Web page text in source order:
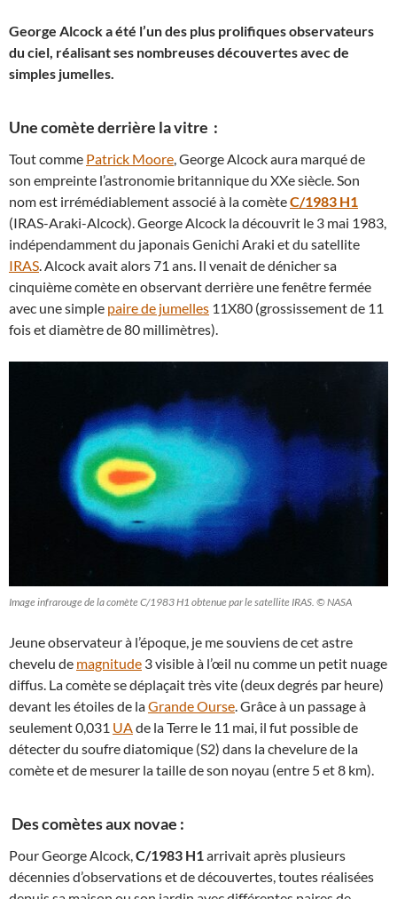
George Alcock a été l’un des plus prolifiques observateurs
du ciel, réalisant ses nombreuses découvertes avec de
simples jumelles.
Une comète derrière la vitre :
Tout comme Patrick Moore, George Alcock aura marqué de
son empreinte l’astronomie britannique du XXe siècle. Son
nom est irrémédiablement associé à la comèteC/1983 H1
(IRAS-Araki-Alcock). George Alcock la découvrit le 3 mai 1983,
indépendamment du japonais Genichi Araki et du satellite
IRAS. Alcock avait alors 71 ans. Il venait de dénicher sa
cinquième comète en observant derrière une fenêtre fermée
avec une simple paire de jumelles 11X80 (grossissement de 11
fois et diamètre de 80 millimètres).
Image infrarouge de la comète C/1983 H1 obtenue par le satellite IRAS. © NASA
Jeune observateur à l’époque, je me souviens de cet astre
chevelu de magnitude 3 visible à l’œil nu comme un petit nuage
diffus. La comète se déplaçait très vite (deux degrés par heure)
devant les étoiles de laGrande Ourse. Grâce à un passage à
seulement 0,031 UAde la Terre le 11 mai, il fut possible de
détecter du soufre diatomique (S2) dans la chevelure de la
comète et de mesurer la taille de son noyau (entre 5 et 8 km).
Des comètes aux novae :
Pour George Alcock,C/1983 H1arrivait après plusieurs
décennies d’observations et de découvertes, toutes réalisées